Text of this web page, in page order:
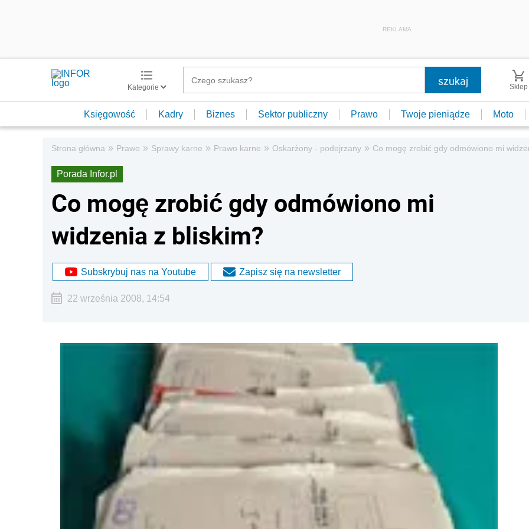
REKLAMA
Kategorie Sklep
Księgowość Kadry Biznes Sektor publiczny Prawo Twoje pieniądze Moto
Strona główna » Prawo » Sprawy karne » Prawo karne » Oskarżony - podejrzany » Co mogę zrobić gdy odmówiono mi
Porada Infor.pl
Co mogę zrobić gdy odmówiono mi
widzenia z bliskim?
Subskrybuj nas na Youtube Zapisz się na newsletter
22 września 2008, 14:54